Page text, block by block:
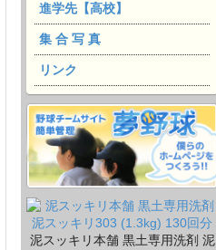
進学先【高校】
集 合 写 真
リンク
泥スッキリ本舗 黒土専用洗剤 泥